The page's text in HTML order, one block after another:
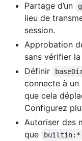
Partage d’un
lieu de
session.
Approbation
sans vérifier
Définir
connecte à un
que cela
Configurez
Autoriser des
que
builtin:*